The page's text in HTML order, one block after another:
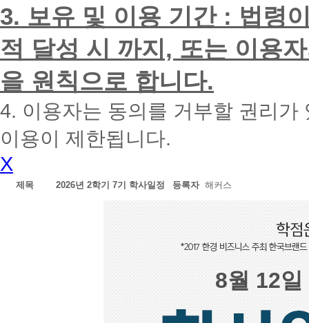
리
겠
습
니
다.
3. 보유 및 이용 기간 : 법령
적 달성 시 까지, 또는 이용
을 원칙으로 합니다.
4. 이용자는 동의를 거부할 권리
이용이 제한됩니다.
X
제목 2026년 2학기 7기 학사일정 등록자 해커스